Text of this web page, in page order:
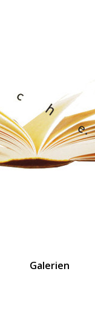
Galerien